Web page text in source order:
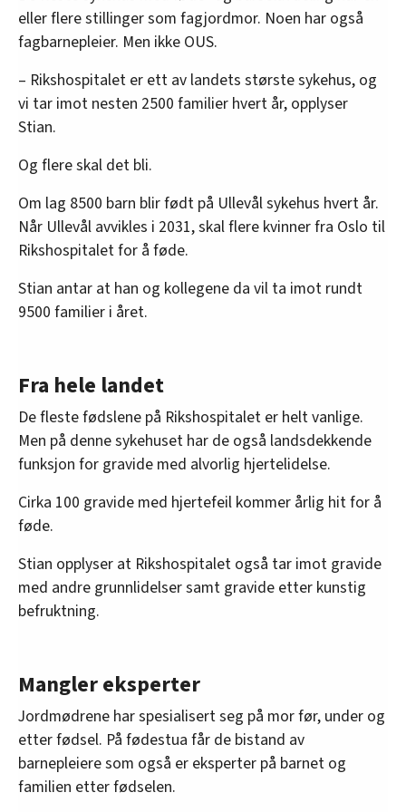
eller flere stillinger som fagjordmor. Noen har også
fagbarnepleier. Men ikke OUS.
– Rikshospitalet er ett av landets største sykehus, og
vi tar imot nesten 2500 familier hvert år, opplyser
Stian.
Og flere skal det bli.
Om lag 8500 barn blir født på Ullevål sykehus hvert år.
Når Ullevål avvikles i 2031, skal flere kvinner fra Oslo til
Rikshospitalet for å føde.
Stian antar at han og kollegene da vil ta imot rundt
9500 familier i året.
Fra hele landet
De fleste fødslene på Rikshospitalet er helt vanlige.
Men på denne sykehuset har de også landsdekkende
funksjon for gravide med alvorlig hjertelidelse.
Cirka 100 gravide med hjertefeil kommer årlig hit for å
føde.
Stian opplyser at Rikshospitalet også tar imot gravide
med andre grunnlidelser samt gravide etter kunstig
befruktning.
Mangler eksperter
Jordmødrene har spesialisert seg på mor før, under og
etter fødsel. På fødestua får de bistand av
barnepleiere som også er eksperter på barnet og
familien etter fødselen.